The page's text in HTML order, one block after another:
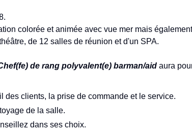
colorée et animée avec vue mer mais également
de 12 salles de réunion et d'un SPA.
de rang polyvalent(e) barman/aid aura
des clients, la prise de commande et le service.
de la salle.
dans ses choix.